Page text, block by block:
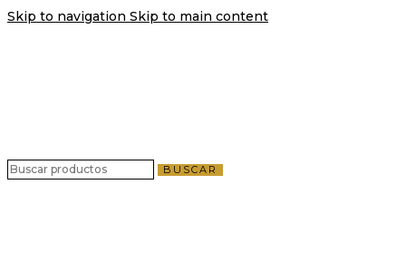
Skip to navigation Skip to main content
BUSCAR